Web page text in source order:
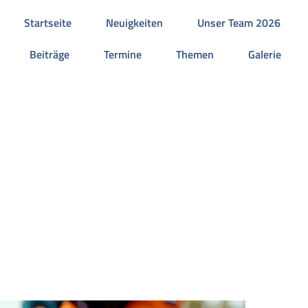
Startseite Neuigkeiten
Unser Team 2026
Beiträge
Termine Themen Galerie